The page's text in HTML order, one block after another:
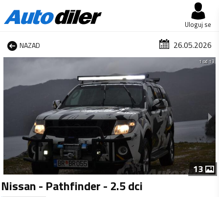
Uloguj se
NAZAD 26.05.2026
1 od 13
13
Nissan - Pathfinder - 2.5 dci